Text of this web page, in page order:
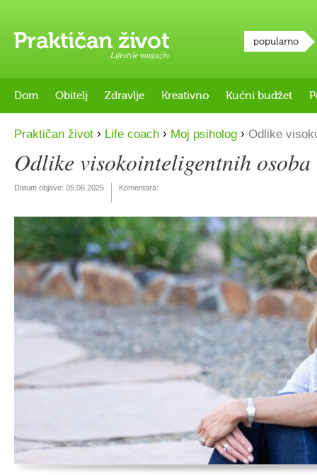
Lifestyle magazin
popularno
Dom Obitelj Zdravlje Kreativno Kućni budžet
Praktičan život › Life coach › Moj psiholog › Odlike
Odlike visokointeligentnih osoba
Datum objave: 05.06.2025 Komentara: